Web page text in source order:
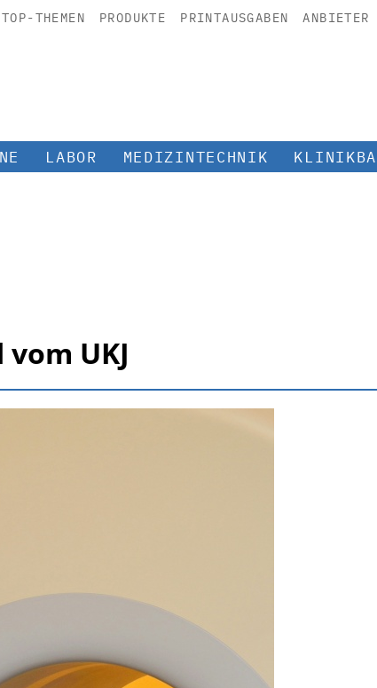
TOP-THEMEN PRODUKTE PRINTAUSGABEN ANBIETER
LABOR MEDIZINTECHNIK
UKJ